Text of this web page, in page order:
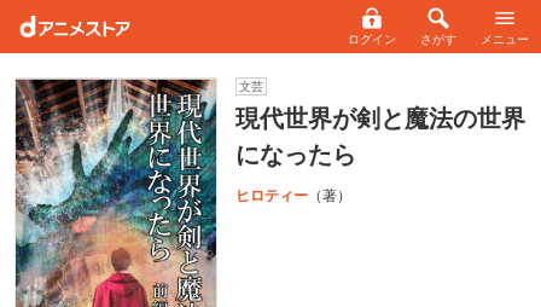
ログイン さがす メニュー
文芸
現代世界が剣と魔法の世界
になったら
ヒロティー （著）